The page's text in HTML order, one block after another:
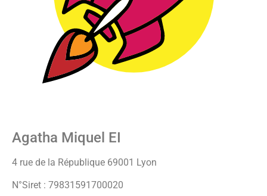
Agatha Miquel EI
4 rue de la République 69001 Lyon
N°Siret : 79831591700020